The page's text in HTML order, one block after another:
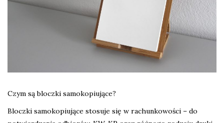
Czym są bloczki samokopiujące?
Bloczki samokopiujące stosuje się w rachunkowości – do